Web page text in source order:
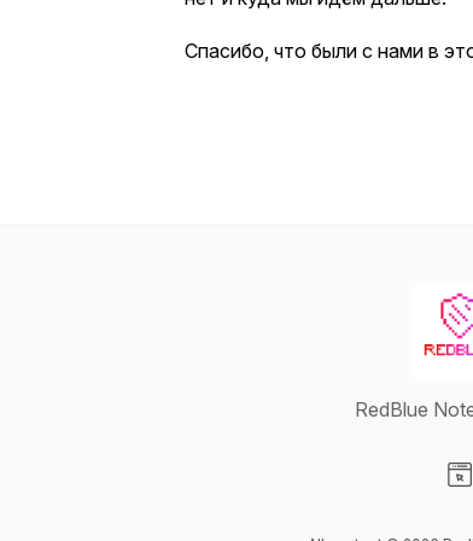
Спасибо, что были с нами в
RedBlue